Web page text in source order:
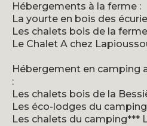
Hébergements à la ferme :
La yourte en bois des
Les chalets bois de la
Le Chalet A chez
Hébergement en camping
:
Les chalets bois de la
Les éco-lodges du
Les chalets du camping***